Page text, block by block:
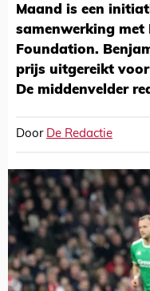
Maand is een
samenwerking met
Foundation.
prijs uitgereikt
De middenvelder
Door De Redactie